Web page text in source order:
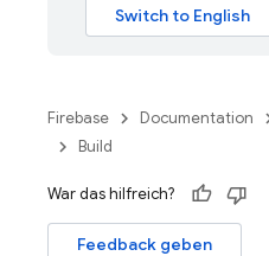
Firebase Documentation
Build
War das hilfreich?
Feedback geben